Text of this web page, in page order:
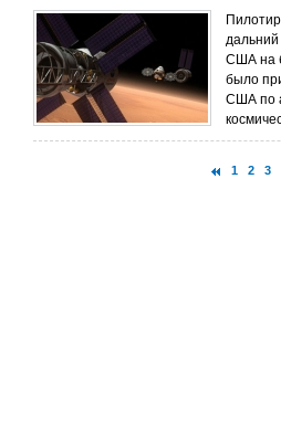
дальний
США на
было
США по
1 2 3